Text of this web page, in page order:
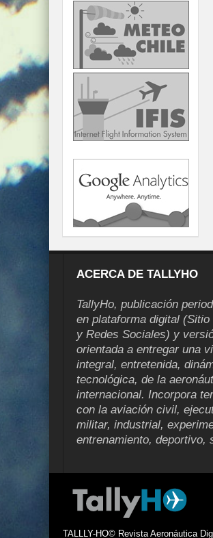
ACERCA DE TALLYHO
TallyHo, publicación
en plataforma digital
y Redes Sociales) y
orientada a entregar una
integral, entretenida,
tecnológica, de la
internacional. Incorpora
con la aviación civil,
militar, industrial,
entrenamiento, deportivo,
TALLLY-HO© Revista Aeronáutica